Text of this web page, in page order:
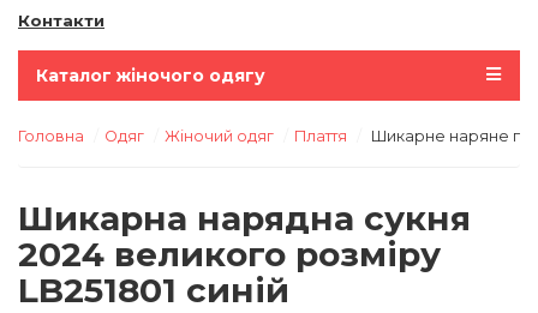
Контакти
Каталог жіночого одягу
Головна Одяг Жіночий одяг Плаття Шикарне наряне
Шикарна нарядна сукня
2024 великого розміру
LB251801 синій